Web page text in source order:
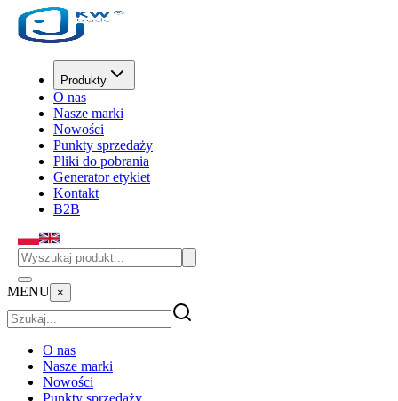
Produkty
O nas
Nasze marki
Nowości
Punkty sprzedaży
Pliki do pobrania
Generator etykiet
Kontakt
B2B
MENU ×
O nas
Nasze marki
Nowości
Punkty sprzedaży